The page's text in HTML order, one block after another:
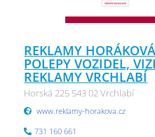
REKLAMY
POLEPY VOZIDEL,
REKLAMY VRCHLABÍ
Horská 225 543 02 Vrchlabí
www.reklamy-horakova.cz
731 160 661